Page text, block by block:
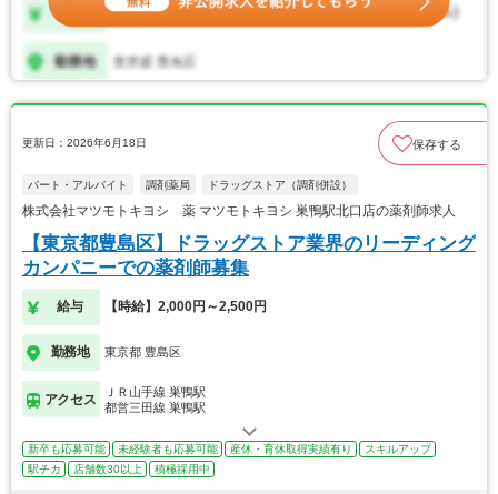
更新日：2026年6月18日 保存する
パート・アルバイト 調剤薬局 ドラッグストア（調剤併設）
株式会社マツモトキヨシ 薬 マツモトキヨシ 巣鴨駅北口店の薬剤師求人
【東京都豊島区】ドラッグストア業界のリーディング
カンパニーでの薬剤師募集
給与 【時給】2,000円～2,500円
勤務地 東京都 豊島区
アクセス
ＪＲ山手線 巣鴨駅
都営三田線 巣鴨駅
新卒も応募可能 未経験者も応募可能 産休・育休取得実績有り
スキルアップ
駅チカ
店舗数30以上 積極採用中